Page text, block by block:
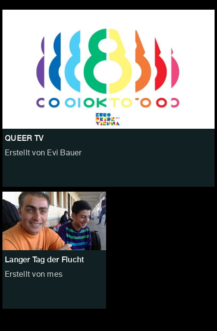
QUEER TV
Erstellt von Evi Bauer
Langer Tag der Flucht
Erstellt von mes